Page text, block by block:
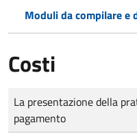
Moduli da compilare e
Costi
Tipo di pagamento
Importo
La presentazione della
pagamento